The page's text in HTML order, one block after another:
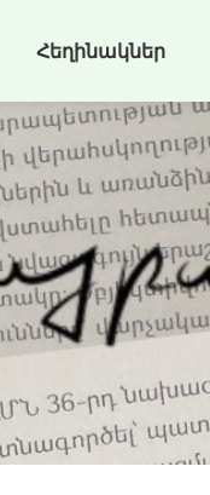
Հեղինակներ